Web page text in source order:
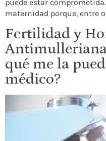
puede estar
maternidad porque, entre
Fertilidad y
qué me la
médico?